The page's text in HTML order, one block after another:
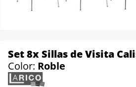
Set 8x Sillas de Visita
Color: Roble